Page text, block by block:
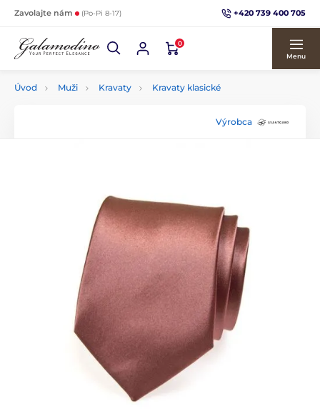
Zavolajte nám (Po-Pi 8-17) +420 739 400 705
0
Menu
Úvod Muži Kravaty Kravaty klasické
Výrobca